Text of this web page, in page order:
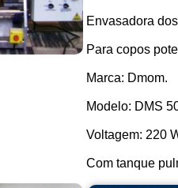
Envasadora
Para copos
Marca: Dmom.
Modelo: DMS
Voltagem: 220
Com tanque